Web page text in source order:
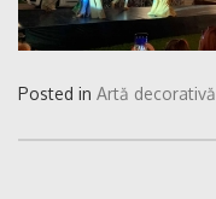
Posted in Artă decorativă